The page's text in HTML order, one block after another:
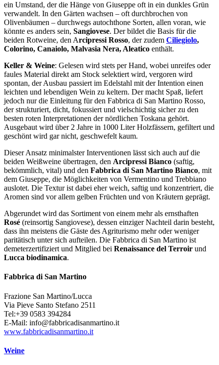
ein Umstand, der die Hänge von Giuseppe oft in ein dunkles Grün
verwandelt. In den Gärten wachsen – oft durchbrochen von
Olivenbäumen – durchwegs autochthone Sorten, allen voran, wie
könnte es anders sein, Sangiovese. Der bildet die Basis für die
beiden Rotweine, den Arcipressi Rosso, der zudem Ciliegiolo,
Colorino, Canaiolo, Malvasia Nera, Aleatico enthält.
Keller & Weine: Gelesen wird stets per Hand, wobei unreifes oder
faules Material direkt am Stock selektiert wird, vergoren wird
spontan, der Ausbau passiert im Edelstahl mit der Intention einen
leichten und lebendigen Wein zu keltern. Der macht Spaß, liefert
jedoch nur die Einleitung für den Fabbrica di San Martino Rosso,
der strukturiert, dicht, fokussiert und vielschichtig sicher zu den
besten roten Interpretationen der nördlichen Toskana gehört.
Ausgebaut wird über 2 Jahre in 1000 Liter Holzfässern, gefiltert und
geschönt wird gar nicht, geschwefelt kaum.
Dieser Ansatz minimalster Interventionen lässt sich auch auf die
beiden Weißweine übertragen, den Arcipressi Bianco (saftig,
bekömmlich, vital) und den Fabbrica di San Martino Bianco, mit
dem Giuseppe, die Möglichkeiten von Vermentino und Trebbiano
auslotet. Die Textur ist dabei eher weich, saftig und konzentriert, die
Aromen sind vor allem gelben Früchten und von Kräutern geprägt.
Abgerundet wird das Sortiment von einem mehr als ernsthaften
Rosé (reinsortig Sangiovese), dessen einziger Nachteil darin besteht,
dass ihn meistens die Gäste des Agriturismo mehr oder weniger
paritätisch unter sich aufteilen. Die Fabbrica di San Martino ist
demeterzertifiziert und Mitglied bei Renaissance del Terroir und
Lucca biodinamica.
Fabbrica di San Martino
Frazione San Martino/Lucca
Via Pieve Santo Stefano 2511
Tel:+39 0583 394284
E-Mail: info@fabbricadisanmartino.it
www.fabbricadisanmartino.it
Weine